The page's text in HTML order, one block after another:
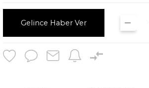
Gelince Haber Ver